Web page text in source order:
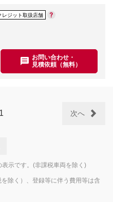
レジット取扱店舗
お問い合わせ・
見積依頼（無料）
1 次へ
示です。(非課税車両を除く)
除く）、登録等に伴う費用等は含